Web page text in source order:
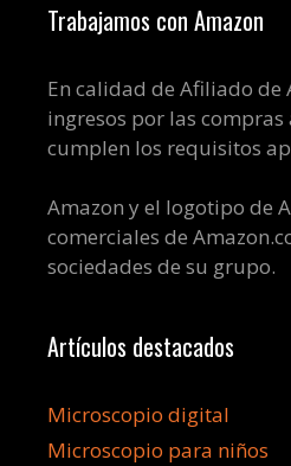
Trabajamos con Amazon
En calidad de Afiliado de
ingresos por las
cumplen los requisitos
Amazon y el logotipo de
comerciales de
sociedades de su grupo.
Artículos destacados
Microscopio digital
Microscopio para niños